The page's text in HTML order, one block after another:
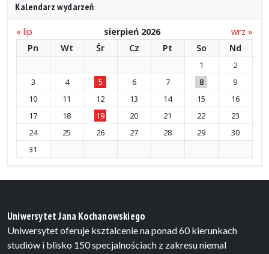
Kalendarz wydarzeń
« lip sierpień 2026
wrz »
Pn
Wt Śr Cz Pt So Nd
1
2
3
4 5 6 7 8
9
10
11 12 13 14 15
16
17
18 19 20 21 22
23
24
25 26 27 28 29
30
31
Uniwersytet Jana Kochanowskiego
Uniwersytet oferuje ksztalcenie na ponad 60 kierunkach
studiów i blisko 150 specjalnościach z zakresu niemal